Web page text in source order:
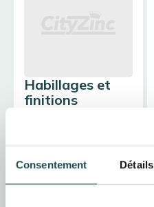
Consentement Détails
Habillages et
finitions
d'habillages en sous-
face pour protéger